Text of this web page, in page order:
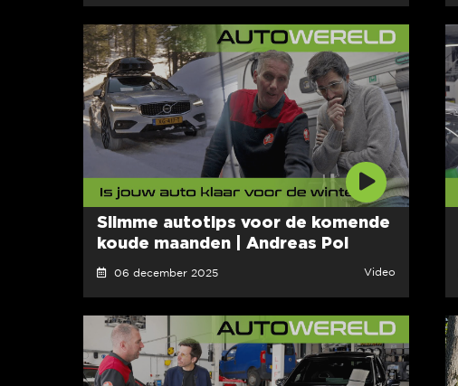
Slimme autotips voor de komende
koude maanden | Andreas Pol
06 december 2025 Video